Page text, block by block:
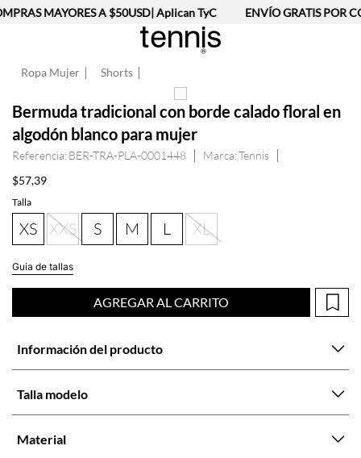
MAYORES A $50USD| Aplican TyC ENVÍO GRATIS POR
Ropa Mujer Shorts
Bermuda tradicional con borde calado floral en
algodón blanco para mujer
Referencia: BER-TRA-PLA-0001448
Tennis
$57,39
Talla
XS S M L XL
XXS
Guia de tallas
AGREGAR AL CARRITO
Información del producto
Talla modelo
Material